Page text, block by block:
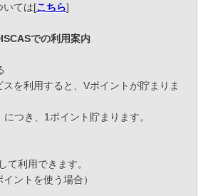
いては[こちら]
での利用案内
を利用すると、Vポイントが貯まりま
つき、1ポイント貯まります。
て利用できます。
ントを使う場合）